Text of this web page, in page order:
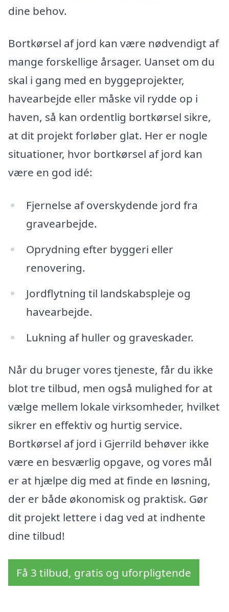
dine behov.
Bortkørsel af jord kan være nødvendigt af
mange forskellige årsager. Uanset om du
skal i gang med en byggeprojekter,
havearbejde eller måske vil rydde op i
haven, så kan ordentlig bortkørsel sikre,
at dit projekt forløber glat. Her er nogle
situationer, hvor bortkørsel af jord kan
være en god idé:
Fjernelse af overskydende jord fra
gravearbejde.
Oprydning efter byggeri eller
renovering.
Jordflytning til landskabspleje og
havearbejde.
Lukning af huller og graveskader.
Når du bruger vores tjeneste, får du ikke
blot tre tilbud, men også mulighed for at
vælge mellem lokale virksomheder, hvilket
sikrer en effektiv og hurtig service.
Bortkørsel af jord i Gjerrild behøver ikke
være en besværlig opgave, og vores mål
er at hjælpe dig med at finde en løsning,
der er både økonomisk og praktisk. Gør
dit projekt lettere i dag ved at indhente
dine tilbud!
Få 3 tilbud, gratis og uforpligtende